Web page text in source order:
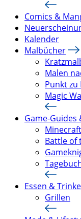
Comics &
Kalender
Malbücher
Malen
Punkt zu
Magic
Game-Guides
Battle of
Essen &
Grillen